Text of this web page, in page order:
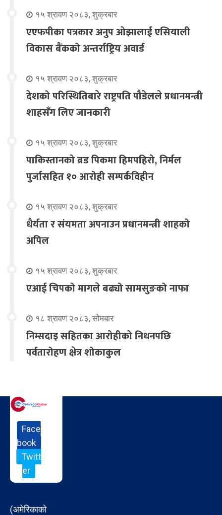
१५ श्रावण २०८३, शुक्रबार
एएफपीका पत्रकार अनुप ओझालाई एसियाली
विकास बैंकको अन्तर्राष्ट्रिय अवार्ड
१५ श्रावण २०८३, शुक्रबार
देशको परिस्थितिबारे राष्ट्रपति पौडेलले प्रधानमन्त्री
शाहसँग लिए जानकारी
१५ श्रावण २०८३, शुक्रबार
पाकिस्तानको ब्रड पिकमा हिमपहिरो, निर्मल
पुर्जासहित १० आरोही सम्पर्कविहीन
१५ श्रावण २०८३, शुक्रबार
धैर्यता र संयमता अपनाउन प्रधानमन्त्री शाहको
अपिल
१५ श्रावण २०८३, शुक्रबार
एआई चिपको मागले बढ्यो सामसुङको नाफा
१८ श्रावण २०८३, सोमबार
निम्सदाइ सहितका आरोहीको निधनपछि
पर्वतारोहण क्षेत्र शोकाकुल
Face
book
Twitt
er
(अमेरिकाको